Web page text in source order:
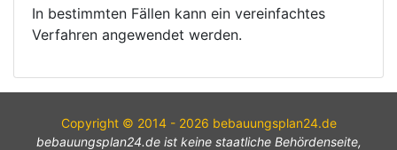
In bestimmten Fällen kann ein vereinfachtes
Verfahren angewendet werden.
Copyright © 2014 - 2026 bebauungsplan24.de
bebauungsplan24.de ist keine staatliche Behördenseite,